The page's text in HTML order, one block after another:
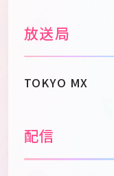
放送局
TOKYO MX
配信